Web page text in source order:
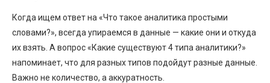
Когда ищем ответ на «Что такое аналитика простыми
словами?», всегда упираемся в данные — какие они и откуда
их взять. А вопрос «Какие существуют 4 типа аналитики?»
напоминает, что для разных типов подойдут разные данные.
Важно не количество, а аккуратность.